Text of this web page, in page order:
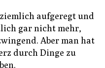
aufgeregt und
gar nicht mehr,
Aber man hat
durch Dinge zu